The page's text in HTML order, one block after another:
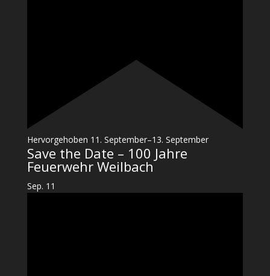
Hervorgehoben 11. September–13. September
Save the Date – 100 Jahre
Feuerwehr Weilbach
Sep. 11